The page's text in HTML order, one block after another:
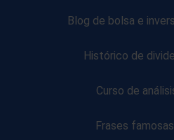
Blog de bolsa e
Histórico de
Curso de
Frases